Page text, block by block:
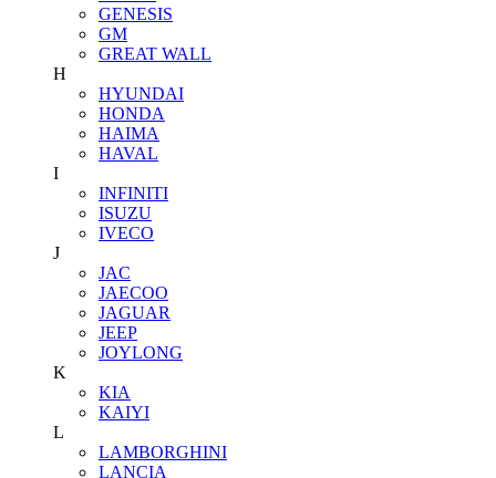
GENESIS
GM
GREAT WALL
H
HYUNDAI
HONDA
HAIMA
HAVAL
I
INFINITI
ISUZU
IVECO
J
JAC
JAECOO
JAGUAR
JEEP
JOYLONG
K
KIA
KAIYI
L
LAMBORGHINI
LANCIA